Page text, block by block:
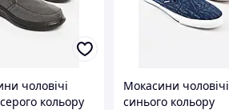
чоловічі
кольору
Мокасини чоловічі
синього кольору